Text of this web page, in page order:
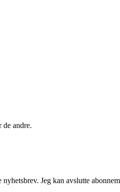
de andre.
Jeg kan avslutte